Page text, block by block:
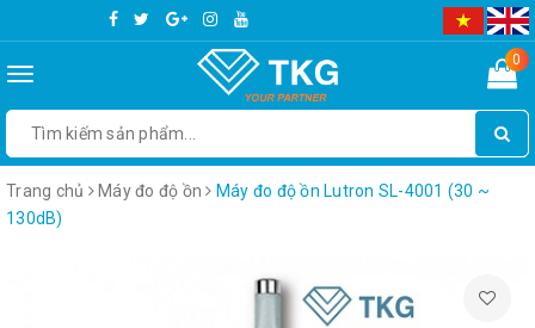
Toggle
0
Trang chủ Máy đo độ ồn
Máy đo độ ồn Lutron SL-4001 (30 ~
130dB)